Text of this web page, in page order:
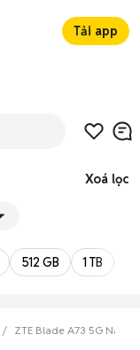
Tải app
Xoá lọc
512 GB 1 TB
ZTE Blade A73 5G Nam